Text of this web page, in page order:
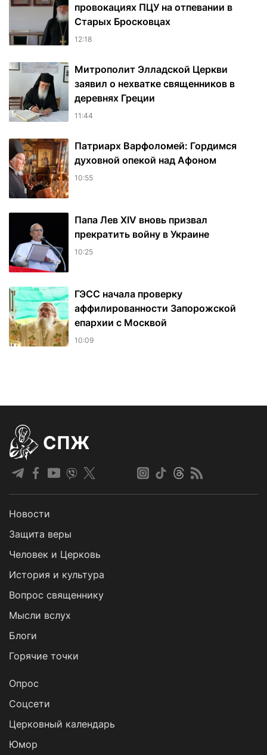
провокациях ПЦУ на отпевании в
Старых Бросковцах
12:18
Митрополит Элладской Церкви
заявил о нехватке священников в
деревнях Греции
11:44
Патриарх Варфоломей: Гордимся
духовной опекой над Афоном
10:55
Папа Лев XIV вновь призвал
прекратить войну в Украине
10:25
ГЭСС начала проверку
аффилированности Запорожской
епархии с Москвой
10:09
СПЖ
Новости
Защита веры
Человек и Церковь
История и культура
Вопрос священнику
Мысли вслух
Блоги
Горячие точки
Опрос
Cоцсети
Церковный календарь
Юмор